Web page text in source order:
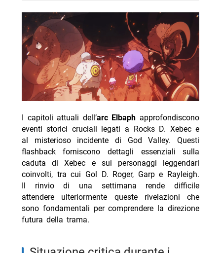
I capitoli attuali dell’arc Elbaph approfondiscono
eventi storici cruciali legati a Rocks D. Xebec e
al misterioso incidente di God Valley. Questi
flashback forniscono dettagli essenziali sulla
caduta di Xebec e sui personaggi leggendari
coinvolti, tra cui Gol D. Roger, Garp e Rayleigh.
Il rinvio di una settimana rende difficile
attendere ulteriormente queste rivelazioni che
sono fondamentali per comprendere la direzione
futura della trama.